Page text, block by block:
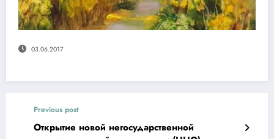
03.06.2017
Previous post
Открытие новой негосударственной